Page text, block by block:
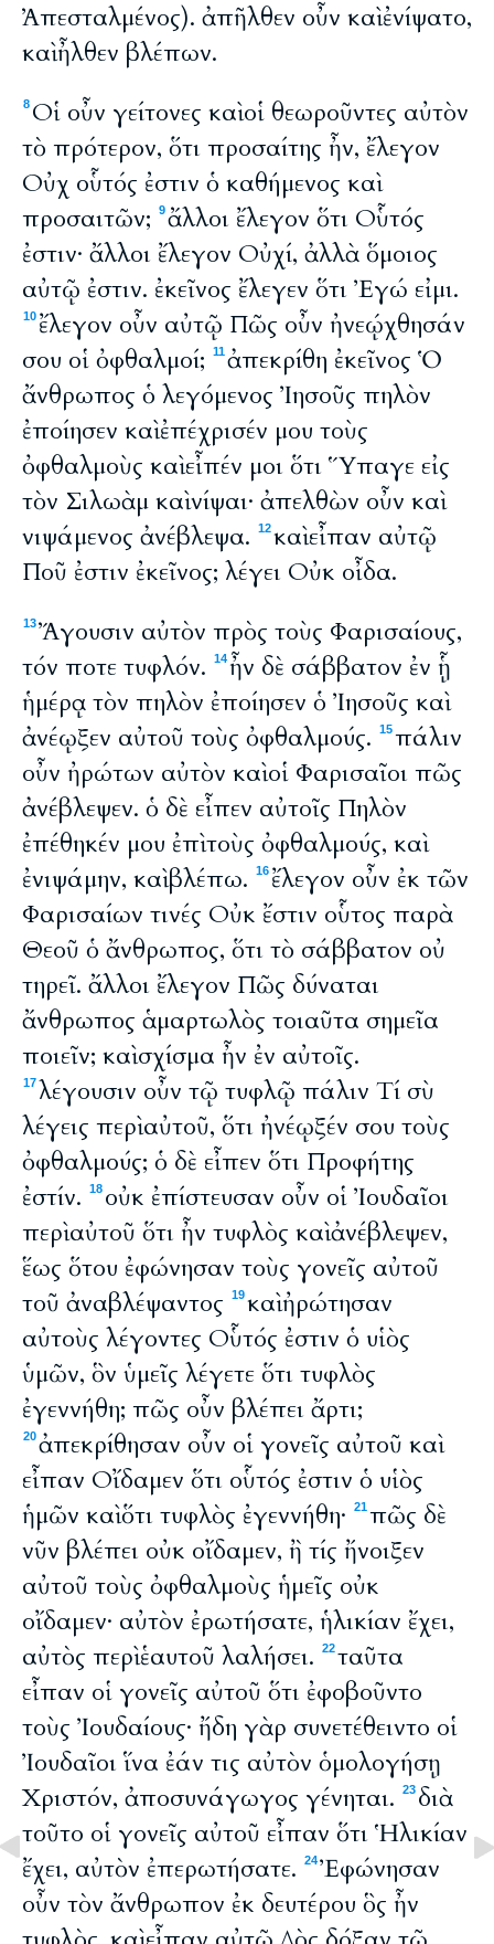
Ἀπεσταλμένος). ἀπῆλθεν οὖν καὶ ἐνίψατο,
καὶ ἦλθεν βλέπων.
8 Οἱ οὖν γείτονες καὶ οἱ θεωροῦντες αὐτὸν
τὸ πρότερον, ὅτι προσαίτης ἦν, ἔλεγον
Οὐχ οὗτός ἐστιν ὁ καθήμενος καὶ
προσαιτῶν;
9ἄλλοι ἔλεγον ὅτι Οὗτός
ἐστιν· ἄλλοι ἔλεγον Οὐχί, ἀλλὰ ὅμοιος
αὐτῷ ἐστιν. ἐκεῖνος ἔλεγεν ὅτι Ἐγώ εἰμι.
10 ἔλεγον οὖν αὐτῷ Πῶς οὖν ἠνεῴχθησάν
σου οἱ ὀφθαλμοί;
11ἀπεκρίθη ἐκεῖνος Ὁ
ἄνθρωπος ὁ λεγόμενος Ἰησοῦς πηλὸν
ἐποίησεν καὶ ἐπέχρισέν μου τοὺς
ὀφθαλμοὺς καὶ εἶπέν μοι ὅτι Ὕπαγε εἰς
τὸν Σιλωὰμ καὶ νίψαι· ἀπελθὼν οὖν καὶ
νιψάμενος ἀνέβλεψα.
12καὶ εἶπαν αὐτῷ
Ποῦ ἐστιν ἐκεῖνος; λέγει Οὐκ οἶδα.
13Ἄγουσιν αὐτὸν πρὸς τοὺς Φαρισαίους,
τόν ποτε τυφλόν.
14ἦν δὲ σάββατον ἐν ᾗ
ἡμέρᾳ τὸν πηλὸν ἐποίησεν ὁ Ἰησοῦς καὶ
ἀνέῳξεν αὐτοῦ τοὺς ὀφθαλμούς.
15πάλιν
οὖν ἠρώτων αὐτὸν καὶ οἱ Φαρισαῖοι πῶς
ἀνέβλεψεν. ὁ δὲ εἶπεν αὐτοῖς Πηλὸν
ἐπέθηκέν μου ἐπὶ τοὺς ὀφθαλμούς, καὶ
ἐνιψάμην, καὶ βλέπω.
16 ἔλεγον οὖν ἐκ τῶν
Φαρισαίων τινές Οὐκ ἔστιν οὗτος παρὰ
Θεοῦ ὁ ἄνθρωπος, ὅτι τὸ σάββατον οὐ
τηρεῖ. ἄλλοι ἔλεγον Πῶς δύναται
ἄνθρωπος ἁμαρτωλὸς τοιαῦτα σημεῖα
ποιεῖν; καὶ σχίσμα ἦν ἐν αὐτοῖς.
17λέγουσιν οὖν τῷ τυφλῷ πάλιν Τί σὺ
λέγεις περὶ αὐτοῦ, ὅτι ἠνέῳξέν σου τοὺς
ὀφθαλμούς; ὁ δὲ εἶπεν ὅτι Προφήτης
ἐστίν.
18 οὐκ ἐπίστευσαν οὖν οἱ Ἰουδαῖοι
περὶ αὐτοῦ ὅτι ἦν τυφλὸς καὶ ἀνέβλεψεν,
ἕως ὅτου ἐφώνησαν τοὺς γονεῖς αὐτοῦ
τοῦ ἀναβλέψαντος
19καὶ ἠρώτησαν
αὐτοὺς λέγοντες Οὗτός ἐστιν ὁ υἱὸς
ὑμῶν, ὃν ὑμεῖς λέγετε ὅτι τυφλὸς
ἐγεννήθη; πῶς οὖν βλέπει ἄρτι;
20ἀπεκρίθησαν οὖν οἱ γονεῖς αὐτοῦ καὶ
εἶπαν Οἴδαμεν ὅτι οὗτός ἐστιν ὁ υἱὸς
ἡμῶν καὶ ὅτι τυφλὸς ἐγεννήθη·
21πῶς δὲ
νῦν βλέπει οὐκ οἴδαμεν, ἢ τίς ἤνοιξεν
αὐτοῦ τοὺς ὀφθαλμοὺς ἡμεῖς οὐκ
οἴδαμεν· αὐτὸν ἐρωτήσατε, ἡλικίαν ἔχει,
αὐτὸς περὶ ἑαυτοῦ λαλήσει.
22ταῦτα
εἶπαν οἱ γονεῖς αὐτοῦ ὅτι ἐφοβοῦντο
τοὺς Ἰουδαίους· ἤδη γὰρ συνετέθειντο οἱ
Ἰουδαῖοι ἵνα ἐάν τις αὐτὸν ὁμολογήσῃ
Χριστόν, ἀποσυνάγωγος γένηται.
23 διὰ
τοῦτο οἱ γονεῖς αὐτοῦ εἶπαν ὅτι Ἡλικίαν
ἔχει, αὐτὸν ἐπερωτήσατε.
24Ἐφώνησαν
οὖν τὸν ἄνθρωπον ἐκ δευτέρου ὃς ἦν